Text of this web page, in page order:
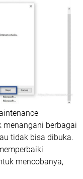
menangani berbagai
tidak bisa dibuka.
mencobanya,